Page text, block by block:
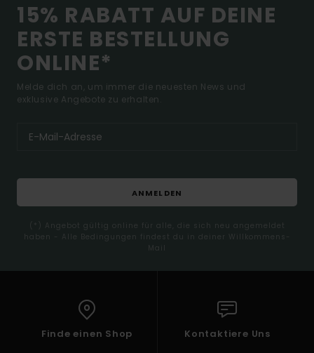
15% RABATT AUF DEINE
ERSTE BESTELLUNG
ONLINE*
Melde dich an, um immer die neuesten News und
exklusive Angebote zu erhalten.
ANMELDEN
(*) Angebot gültig online für alle, die sich neu angemeldet
haben - Alle Bedingungen findest du in deiner Willkommens-
Mail
Finde einen Shop Kontaktiere Uns